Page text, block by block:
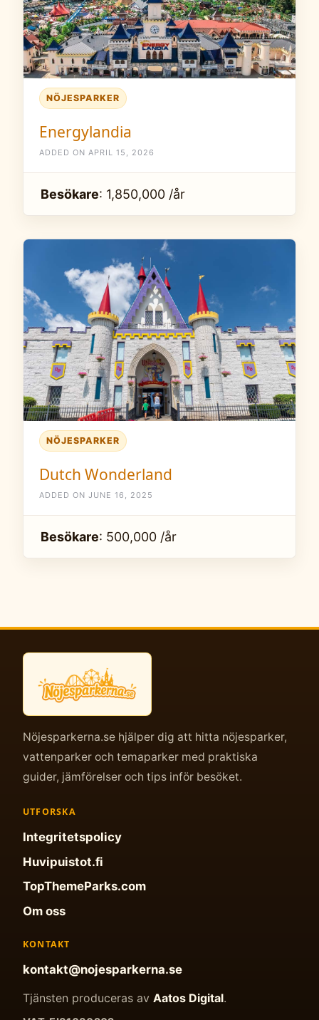
NÖJESPARKER
Energylandia
ADDED ON APRIL 15, 2026
Besökare: 1,850,000 /år
NÖJESPARKER
Dutch Wonderland
ADDED ON JUNE 16, 2025
Besökare: 500,000 /år
Nöjesparkerna.se hjälper dig att hitta nöjesparker,
vattenparker och temaparker med praktiska
guider, jämförelser och tips inför besöket.
UTFORSKA
Integritetspolicy
Huvipuistot.fi
TopThemeParks.com
Om oss
KONTAKT
kontakt@nojesparkerna.se
Tjänsten produceras av Aatos Digital.